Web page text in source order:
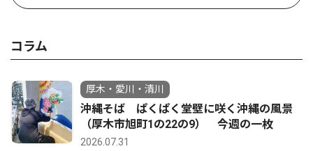
コラム
厚木・愛川・清川
沖縄そば ぱくぱく堂壁に咲く沖縄の風景
（厚木市旭町1の22の9） 今週の一枚
2026.07.31